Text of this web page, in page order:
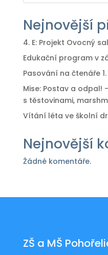
Nejnovější
4. E: Projekt Ovocný
Edukační program v
Pasování na čtenáře 1.
Mise: Postav a odpal!
s těstovinami,
Vítání léta ve školní
Nejnovější
Žádné komentáře.
ZŠ a MŠ